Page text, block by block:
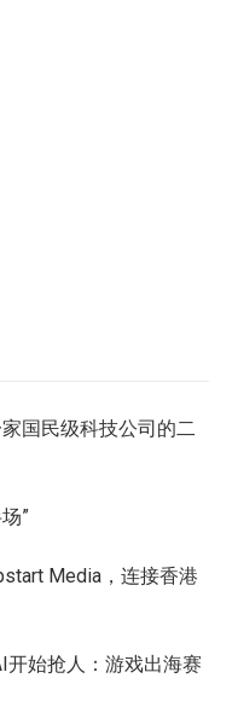
家国民级科技公司的二
”
Media，连接香港
始抢人：游戏出海赛